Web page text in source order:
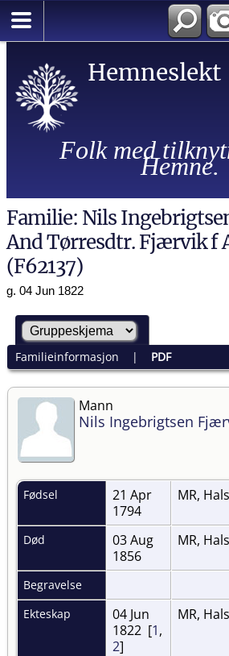
Hemneslekt
Folk med
Hemne.
Familie: Nils
And Tørresdtr. Fjærvik f
(F62137)
g. 04 Jun 1822
Familieinformasjon | PDF
Mann
Nils Ingebrigtsen
Fødsel
21 Apr
1794
MR,
Død
03 Aug
1856
MR,
Begravelse
Ekteskap
04 Jun
1822 [1,
2]
MR,